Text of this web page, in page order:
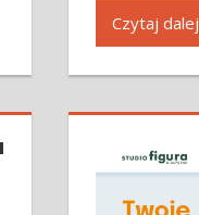
Czytaj dalej